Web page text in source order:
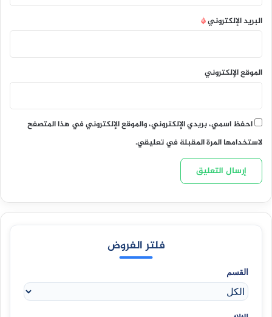
البريد الإلكتروني*
الموقع الإلكتروني
احفظ اسمي، بريدي الإلكتروني، والموقع الإلكتروني في هذا المتصفح
لاستخدامها المرة المقبلة في تعليقي.
فلتر الفروض
القسم